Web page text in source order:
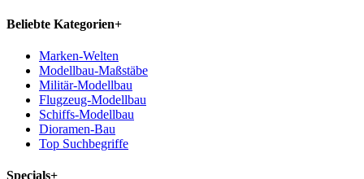
Beliebte Kategorien+
Marken-Welten
Modellbau-Maßstäbe
Militär-Modellbau
Flugzeug-Modellbau
Schiffs-Modellbau
Dioramen-Bau
Top Suchbegriffe
Specials+